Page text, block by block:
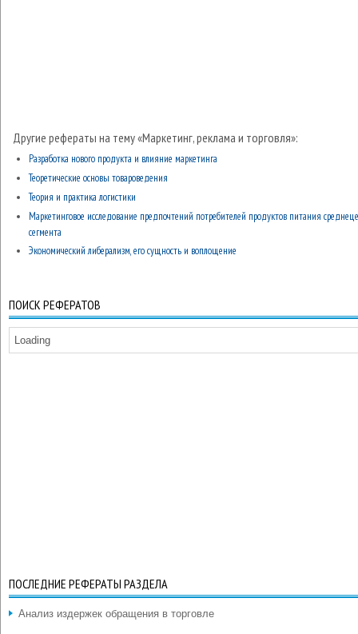
Другие рефераты на тему «Маркетинг, реклама и торговля»:
Разработка нового продукта и влияние маркетинга
Теоретические основы товароведения
Теория и практика логистики
Маркетинговое исследование предпочтений потребителей продуктов питания
сегмента
Экономический либерализм, его сущность и воплощение
ПОИСК РЕФЕРАТОВ
Loading
ПОСЛЕДНИЕ РЕФЕРАТЫ РАЗДЕЛА
Анализ издержек обращения в торговле